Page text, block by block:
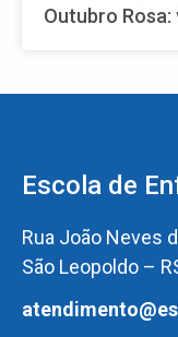
Outubro
Escola de
Rua João Neves
São Leopoldo –